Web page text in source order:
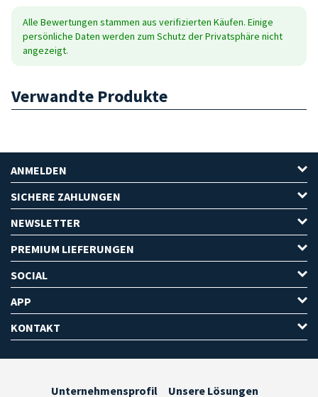
Alle Bewertungen stammen aus verifizierten Käufen. Einige
persönliche Daten werden zum Schutz der Privatsphäre nicht
angezeigt.
Verwandte Produkte
ANMELDEN
SICHERE ZAHLUNGEN
NEWSLETTER
PREMIUM LIEFERUNGEN
SOCIAL
APP
KONTAKT
Unternehmensprofil Unsere Lösungen